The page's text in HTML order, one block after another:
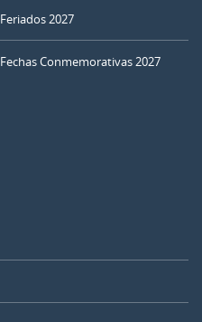
Feriados 2027
Fechas Conmemorativas 2027